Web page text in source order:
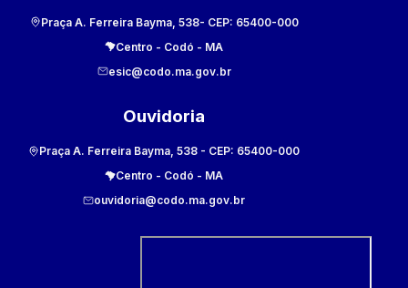
Praça A. Ferreira Bayma, 538- CEP: 65400-000
Centro - Codó - MA
esic@codo.ma.gov.br
Ouvidoria
Praça A. Ferreira Bayma, 538 - CEP: 65400-000
Centro - Codó - MA
ouvidoria@codo.ma.gov.br